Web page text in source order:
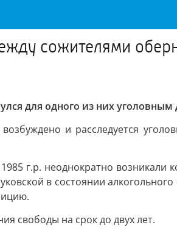
сожителями
для одного из них уголовным
и расследуется
г.р. неоднократно возникали
в состоянии
свободы на срок до двух лет.